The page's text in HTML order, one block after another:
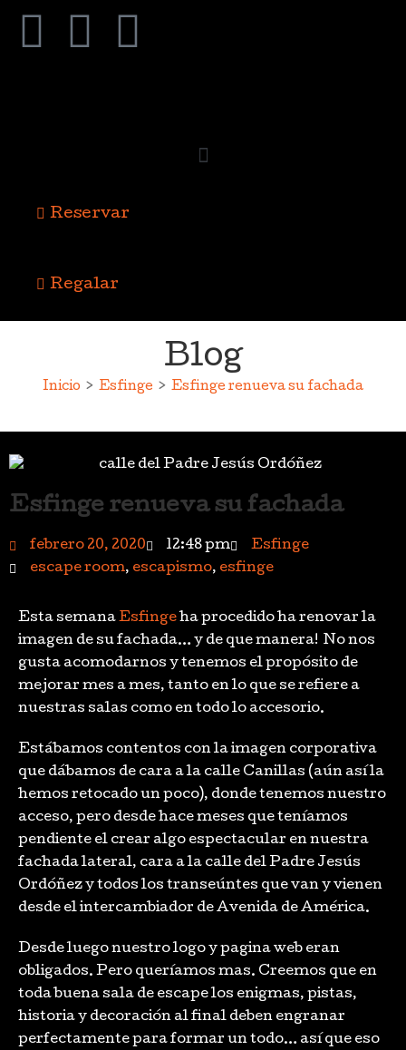
Reservar
Regalar
Blog
Inicio > Esfinge > Esfinge renueva su fachada
Esfinge renueva su fachada
febrero 20, 2020 12:48 pm
Esfinge
escape room, escapismo, esfinge
Esta semanaEsfingeha procedido ha renovar la
imagen de su fachada… y de que manera! No nos
gusta acomodarnos y tenemos el propósito de
mejorar mes a mes, tanto en lo que se refiere a
nuestras salas como en todo lo accesorio.
Estábamos contentos con la imagen corporativa
que dábamos de cara a la calle Canillas (aún así la
hemos retocado un poco), donde tenemos nuestro
acceso, pero desde hace meses que teníamos
pendiente el crear algo espectacular en nuestra
fachada lateral, cara a la calle del Padre Jesús
Ordóñez y todos los transeúntes que van y vienen
desde el intercambiador de Avenida de América.
Desde luego nuestro logo y pagina web eran
obligados. Pero queríamos mas. Creemos que en
toda buena sala de escape los enigmas, pistas,
historia y decoración al final deben engranar
perfectamente para formar un todo… así que eso